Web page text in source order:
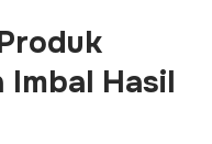
Imbal Hasil